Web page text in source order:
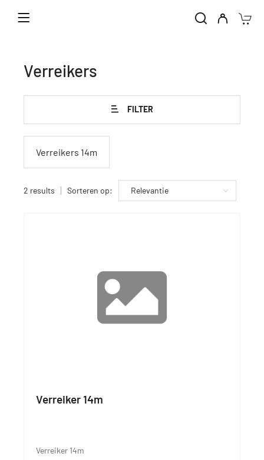
Home
Verreikers
FILTER
Verreikers 14m
2 results Sorteren op:
Verreiker 14m
Verreiker 14m